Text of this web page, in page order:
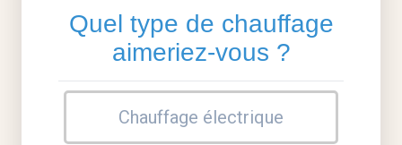
Quel type de chauffage
aimeriez-vous ?
Chauffage électrique